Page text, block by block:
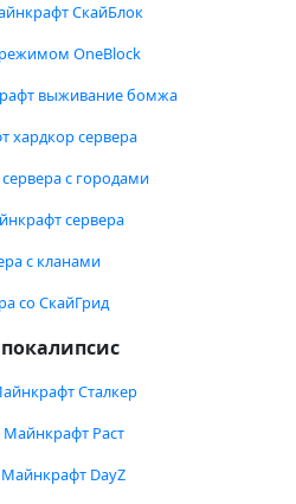
СкайБлок
OneBlock
выживание бомжа
хардкор сервера
с городами
сервера
с кланами
со СкайГрид
Сталкер
Раст
DayZ